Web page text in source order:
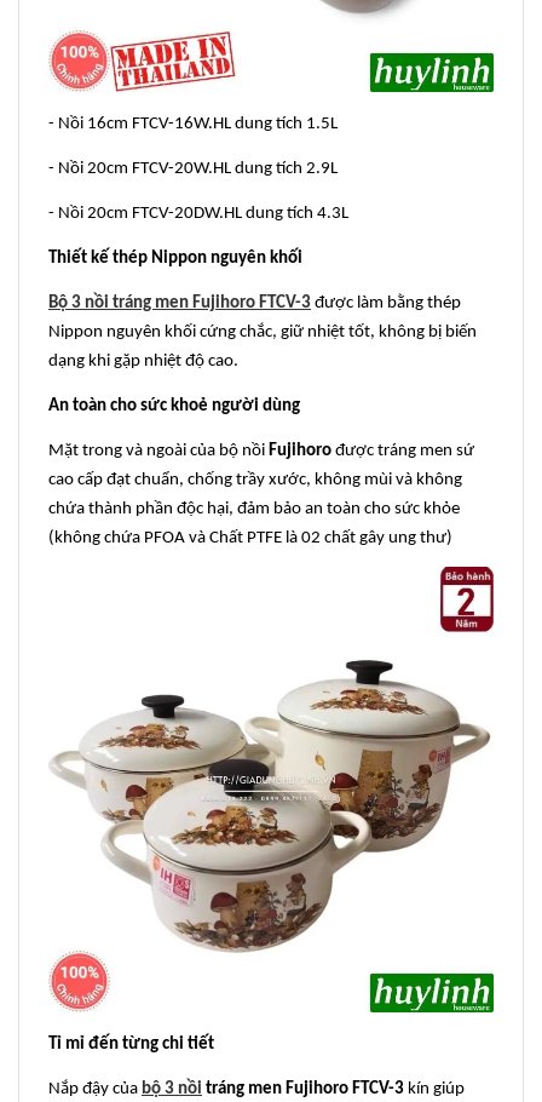
- Nồi 16cm FTCV-16W.HL dung tích 1.5L
- Nồi 20cm FTCV-20W.HL dung tích 2.9L
- Nồi 20cm FTCV-20DW.HL dung tích 4.3L
Thiết kế thép Nippon nguyên khối
Bộ 3 nồi tráng men Fujihoro FTCV-3 được làm bằng thép
Nippon nguyên khối cứng chắc, giữ nhiệt tốt, không bị biến
dạng khi gặp nhiệt độ cao.
An toàn cho sức khoẻ người dùng
Mặt trong và ngoài của bộ nồi Fujihoro được tráng men sứ
cao cấp đạt chuẩn, chống trầy xước, không mùi và không
chứa thành phần độc hại, đảm bảo an toàn cho sức khỏe
(không chứa PFOA và Chất PTFE là 02 chất gây ung thư)
Tỉ mỉ đến từng chi tiết
Nắp đậy của bộ 3 nồi tráng men Fujihoro FTCV-3 kín giúp